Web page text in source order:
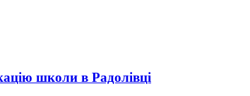
школи в Радолівці